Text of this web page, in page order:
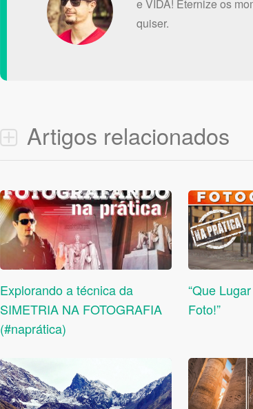
e VIDA! Eternize os
quiser.
Artigos relacionados
Explorando a técnica da
SIMETRIA NA FOTOGRAFIA
(#naprática)
“Que
Foto!”